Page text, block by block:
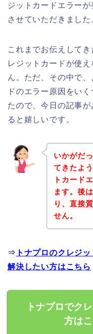
ジットカードエラー
させていただきました
これまでお伝えして
レジットカードが使
ん。ただ、その中で
ドのエラー原因をい
たので、今日の記事
ると嬉しいです。
いかがだ
てきたよ
トカード
ます。後
り、直接
せん。
⇒ トナプロのクレジ
解決したい方はこちら
トナプロでク
方は